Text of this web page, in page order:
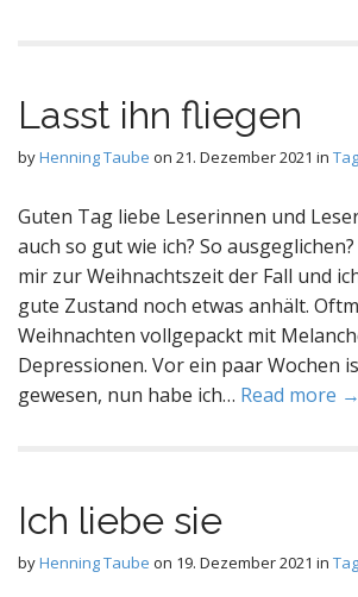
Lasst ihn fliegen
byHenning Taube on 21. Dezember 2021 in
Guten Tag liebe Leserinnen und
auch so gut wie ich? So
mir zur Weihnachtszeit der Fall und
gute Zustand noch etwas anhält.
Weihnachten vollgepackt mit
Depressionen. Vor ein paar Wochen
gewesen, nun habe ich… Read more →
Ich liebe sie
byHenning Taube on 19. Dezember 2021 in